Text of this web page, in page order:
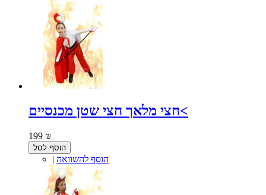
חצי מלאך חצי שטן מכנסיים<
199 ₪
הוסף לסל
| הוסף להשוואה